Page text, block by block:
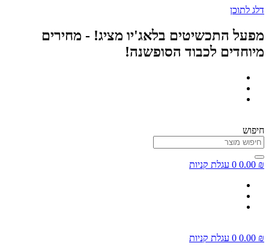
דלג לתוכן
מפעל התכשיטים בלאג'יו מציג! - מחירים
מיוחדים לכבוד הסופשנה!
חיפוש
0.00 ₪
0 עגלת קניות
0.00 ₪
0 עגלת קניות